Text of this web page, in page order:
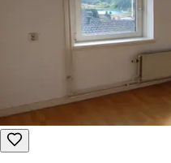
Kamer, Sittard